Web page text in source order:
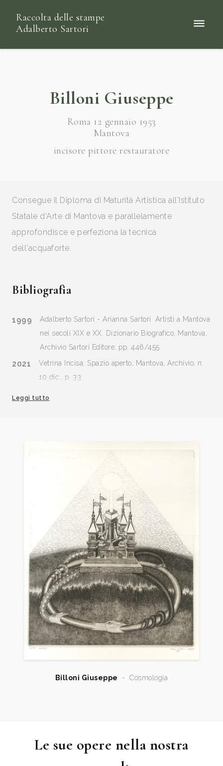
Raccolta delle stampe
Adalberto Sartori
Billoni Giuseppe
Roma 12 gennaio 1953
Mantova
incisore pittore restauratore
Consegue il Diploma di Maturità Artistica all'Istituto
Statale d'Arte di Mantova e parallelamente
approfondisce e perfeziona la tecnica
dell'acquaforte.
Bibliografia
1999
Adalberto Sartori - Arianna Sartori. Artisti a Mantova
nei secoli XIX e XX. Dizionario Biografico, Mantova,
Archivio Sartori Editore, pp. 446/455.
2021
Vetrina Incisa: Spazio aperto, Mantova, Archivio, n.
10 dic., p. 33
Leggi tutto
Billoni Giuseppe - Cosmologia
Le sue opere nella nostra